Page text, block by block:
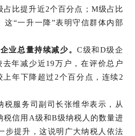
占比提升近2个百分点；M级占比
这“一升一降”表明守信群体内部
业总量持续减少。C级和D级企
去年减少近19万户，在评价总户
上年下降超过2个百分点，连续2
税服务司副司长张维华表示，从
税信用A级和B级纳税人的数量进
步提升，这说明广大纳税人依法